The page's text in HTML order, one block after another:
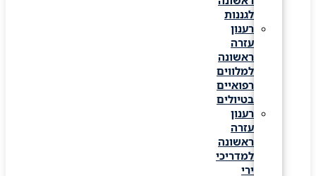
לגננות
רענון
עזרה
ראשונה
למלווים
רפואיים
בטיולים
רענון
עזרה
ראשונה
למדריכי